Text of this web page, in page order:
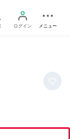
ログイン メニュー